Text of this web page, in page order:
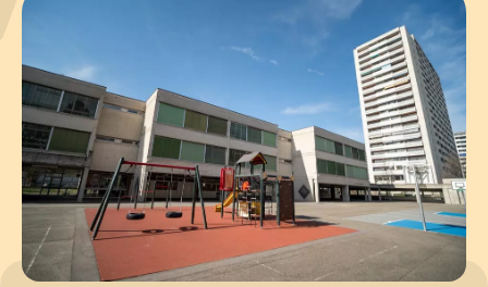
CAROUGE SE CONSTRUIT